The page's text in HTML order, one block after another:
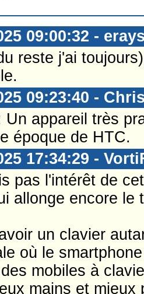
09:00:32 -
reste j'ai
09:23:40 -
Un appareil très
époque de HTC.
17:34:29 -
pas l'intérêt de
allonge encore le
un clavier
où le
des mobiles à
mains et mieux